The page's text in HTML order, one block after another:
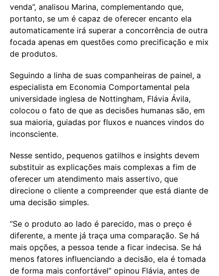
venda”, analisou Marina, complementando que,
portanto, se um é capaz de oferecer encanto ela
automaticamente irá superar a concorrência de outra
focada apenas em questões como precificação e mix
de produtos.
Seguindo a linha de suas companheiras de painel, a
especialista em Economia Comportamental pela
universidade inglesa de Nottingham, Flávia Ávila,
colocou o fato de que as decisões humanas são, em
sua maioria, guiadas por fluxos e nuances vindos do
inconsciente.
Nesse sentido, pequenos gatilhos e insights devem
substituir as explicações mais complexas a fim de
oferecer um atendimento mais assertivo, que
direcione o cliente a compreender que está diante de
uma decisão simples.
“Se o produto ao lado é parecido, mas o preço é
diferente, a mente já traça uma comparação. Se há
mais opções, a pessoa tende a ficar indecisa. Se há
menos fatores influenciando a decisão, ela é tomada
de forma mais confortável” opinou Flávia, antes de